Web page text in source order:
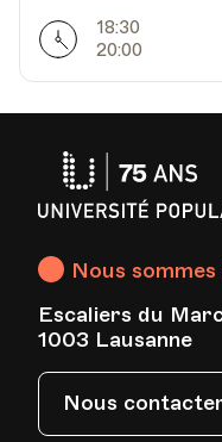
Date
10.12.2026
Lieu1005,
Lieu
HEP - Haute
1005,
Av. de Cour 33
Horarires
18:30
20:00
Nous
Escaliers du
1003 Lausanne
Nous